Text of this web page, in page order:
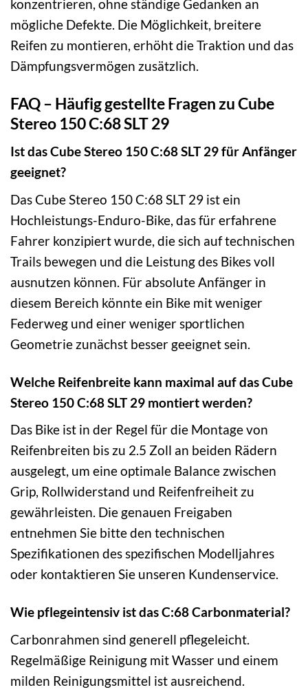
konzentrieren, ohne ständige Gedanken an
mögliche Defekte. Die Möglichkeit, breitere
Reifen zu montieren, erhöht die Traktion und das
Dämpfungsvermögen zusätzlich.
FAQ – Häufig gestellte Fragen zu Cube
Stereo 150 C:68 SLT 29
Ist das Cube Stereo 150 C:68 SLT 29 für Anfänger
geeignet?
Das Cube Stereo 150 C:68 SLT 29 ist ein
Hochleistungs-Enduro-Bike, das für erfahrene
Fahrer konzipiert wurde, die sich auf technischen
Trails bewegen und die Leistung des Bikes voll
ausnutzen können. Für absolute Anfänger in
diesem Bereich könnte ein Bike mit weniger
Federweg und einer weniger sportlichen
Geometrie zunächst besser geeignet sein.
Welche Reifenbreite kann maximal auf das Cube
Stereo 150 C:68 SLT 29 montiert werden?
Das Bike ist in der Regel für die Montage von
Reifenbreiten bis zu 2.5 Zoll an beiden Rädern
ausgelegt, um eine optimale Balance zwischen
Grip, Rollwiderstand und Reifenfreiheit zu
gewährleisten. Die genauen Freigaben
entnehmen Sie bitte den technischen
Spezifikationen des spezifischen Modelljahres
oder kontaktieren Sie unseren Kundenservice.
Wie pflegeintensiv ist das C:68 Carbonmaterial?
Carbonrahmen sind generell pflegeleicht.
Regelmäßige Reinigung mit Wasser und einem
milden Reinigungsmittel ist ausreichend.